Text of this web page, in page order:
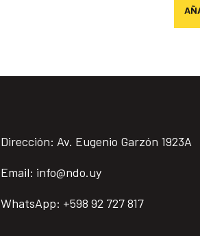
Dirección: Av. Eugenio Garzón 1923A
Email: info@ndo.uy
WhatsApp: +598 92 727 817